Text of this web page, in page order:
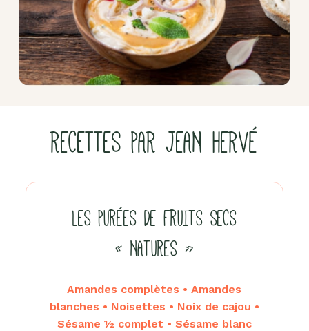
RECETTES PAR JEAN HERVÉ
LES PURÉES DE FRUITS SECS
« NATURES »
Amandes complètes • Amandes
blanches • Noisettes • Noix de cajou •
Sésame ½ complet • Sésame blanc